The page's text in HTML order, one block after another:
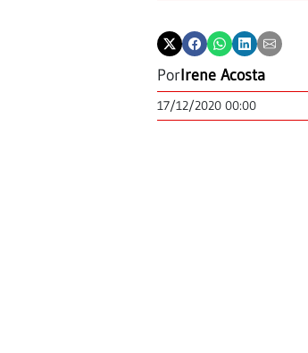
PorIrene Acosta
17/12/2020 00:00